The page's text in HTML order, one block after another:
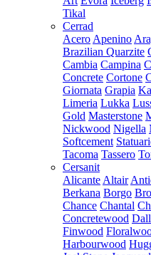
Tikal
Cerrad
Acero Apenino
Brazilian Quarzite
Cambia Campina
Concrete Cortone
Giornata Grapia
Limeria Lukka
Gold Masterstone
Nickwood Nigella
Softcement
Tacoma Tassero
Cersanit
Alicante Altair
Berkana Borgo
Chance Chantal
Concretewood
Finwood
Harbourwood